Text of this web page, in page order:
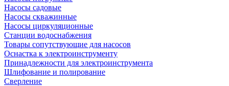
Насосы садовые
Насосы скважинные
Насосы циркуляционные
Станции водоснабжения
Товары сопутствующие для насосов
Оснастка к электроинструменту
Принадлежности для электроинструмента
Шлифование и полирование
Сверление